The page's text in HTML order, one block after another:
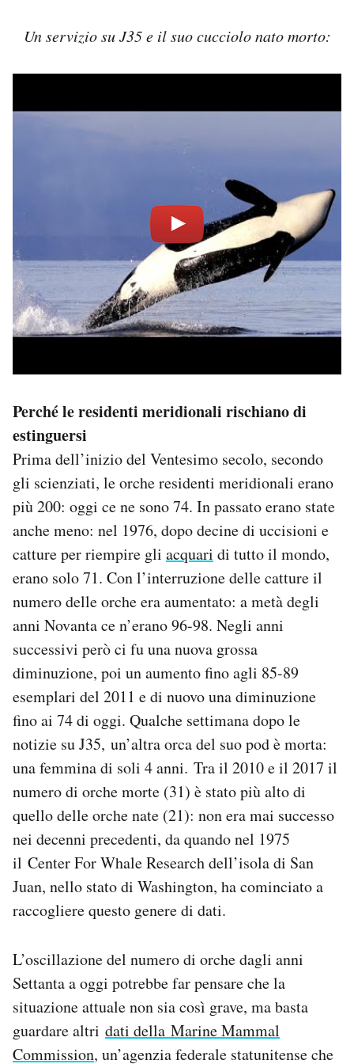
Un servizio su J35 e il suo cucciolo nato morto:
Perché le residenti meridionali rischiano di
estinguersi
Prima dell’inizio del Ventesimo secolo, secondo
gli scienziati, le orche residenti meridionali erano
più 200: oggi ce ne sono 74. In passato erano state
anche meno: nel 1976, dopo decine di uccisioni e
catture per riempire gli acquari di tutto il mondo,
erano solo 71. Con l’interruzione delle catture il
numero delle orche era aumentato: a metà degli
anni Novanta ce n’erano 96-98. Negli anni
successivi però ci fu una nuova grossa
diminuzione, poi un aumento fino agli 85-89
esemplari del 2011 e di nuovo una diminuzione
fino ai 74 di oggi. Qualche settimana dopo le
notizie su J35, un’altra orca del suo pod è morta:
una femmina di soli 4 anni. Tra il 2010 e il 2017 il
numero di orche morte (31) è stato più alto di
quello delle orche nate (21): non era mai successo
nei decenni precedenti, da quando nel 1975
il Center For Whale Research dell’isola di San
Juan, nello stato di Washington, ha cominciato a
raccogliere questo genere di dati.
L’oscillazione del numero di orche dagli anni
Settanta a oggi potrebbe far pensare che la
situazione attuale non sia così grave, ma basta
guardare altri dati della Marine Mammal
Commission, un’agenzia federale statunitense che